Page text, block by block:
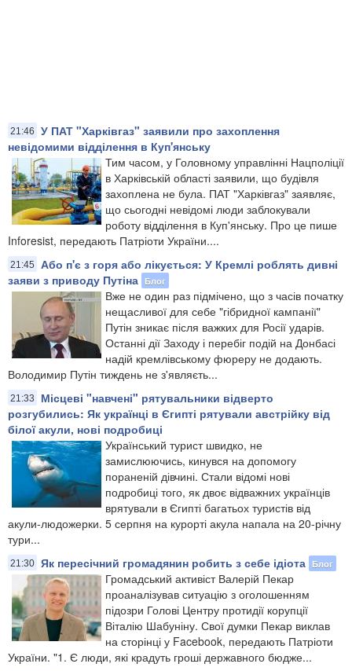
21:46
У ПАТ "Харківгаз" заявили про захоплення
невідомими відділення в Куп'янську
Тим часом, у Головному управлінні Нацполіції
в Харківській області заявили, що будівля
захоплена не була. ПАТ "Харківгаз" заявляє,
що сьогодні невідомі люди заблокували
роботу відділення в Куп'янську. Про це пише
Inforesist, передають Патріоти України....
21:45
Або п'є з горя або лікується: У Кремлі роблять дивні
заяви з приводу Путіна Блог
Вже не один раз підмічено, що з часів початку
нещасливої для себе "гібридної кампанії"
Путін зникає після важких для Росії ударів.
Останні дії Заходу і перебіг подій на Донбасі
надій кремлівському фюреру не додають.
Володимир Путін тиждень не з'являєть...
21:33
Місцеві "навчені" рятувальники відверто
розгубились: Як українці в Єгипті рятували австрійку від
білої акули, нові подробиці
Український турист швидко, не
замислюючись, кинувся на допомогу
пораненій дівчині. Стали відомі нові
подробиці того, як двоє відважних українців
врятували в Єгипті багатьох туристів від
акули-людожерки. 5 серпня на курорті акула напала на 20-річну
тури...
21:30 Як пересічний громадянин робить з себе ідіота Блог
Громадський активіст Валерій Пекар
проаналізував ситуацію з оголошенням
підозри Голові Центру протидії корупції
Віталію Шабуніну. Свої думки Пекар виклав
на сторінці у Facebook, передають Патріоти
України. "1. Є люди, які крадуть гроші державного бюдже...